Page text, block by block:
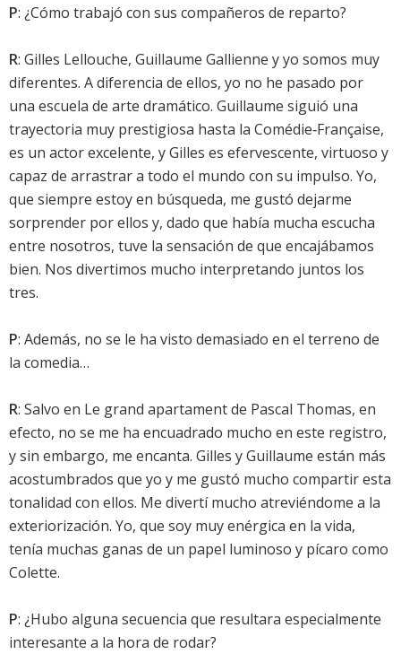
P: ¿Cómo trabajó con sus compañeros de reparto?
R: Gilles Lellouche, Guillaume Gallienne y yo somos muy
diferentes. A diferencia de ellos, yo no he pasado por
una escuela de arte dramático. Guillaume siguió una
trayectoria muy prestigiosa hasta la Comédie‑Française,
es un actor excelente, y Gilles es efervescente, virtuoso y
capaz de arrastrar a todo el mundo con su impulso. Yo,
que siempre estoy en búsqueda, me gustó dejarme
sorprender por ellos y, dado que había mucha escucha
entre nosotros, tuve la sensación de que encajábamos
bien. Nos divertimos mucho interpretando juntos los
tres.
P: Además, no se le ha visto demasiado en el terreno de
la comedia…
R: Salvo en Le grand apartament de Pascal Thomas, en
efecto, no se me ha encuadrado mucho en este registro,
y sin embargo, me encanta. Gilles y Guillaume están más
acostumbrados que yo y me gustó mucho compartir esta
tonalidad con ellos. Me divertí mucho atreviéndome a la
exteriorización. Yo, que soy muy enérgica en la vida,
tenía muchas ganas de un papel luminoso y pícaro como
Colette.
P: ¿Hubo alguna secuencia que resultara especialmente
interesante a la hora de rodar?